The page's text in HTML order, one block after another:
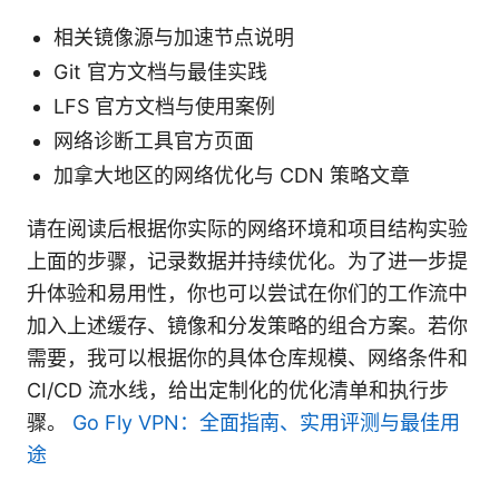
相关镜像源与加速节点说明
Git 官方文档与最佳实践
LFS 官方文档与使用案例
网络诊断工具官方页面
加拿大地区的网络优化与 CDN 策略文章
请在阅读后根据你实际的网络环境和项目结构实验
上面的步骤，记录数据并持续优化。为了进一步提
升体验和易用性，你也可以尝试在你们的工作流中
加入上述缓存、镜像和分发策略的组合方案。若你
需要，我可以根据你的具体仓库规模、网络条件和
CI/CD 流水线，给出定制化的优化清单和执行步
骤。 Go Fly VPN：全面指南、实用评测与最佳用
途